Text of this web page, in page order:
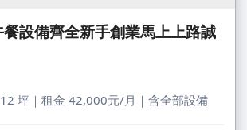
設備齊全新手創業馬上上路誠
坪｜租金 42,000元/月｜含全部設備